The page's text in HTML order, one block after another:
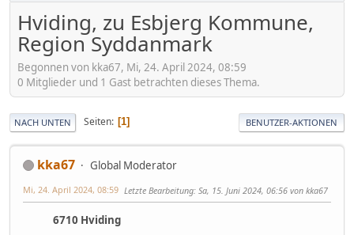
Hviding, zu Esbjerg Kommune,
Region Syddanmark
Begonnen von kka67, Mi, 24. April 2024, 08:59
0 Mitglieder und 1 Gast betrachten dieses Thema.
NACH UNTEN Seiten 1 BENUTZER-AKTIONEN
kka67 Global Moderator
Mi, 24. April 2024, 08:59 Letzte Bearbeitung: Sa, 15. Juni 2024, 06:56 von kka67
6710 Hviding